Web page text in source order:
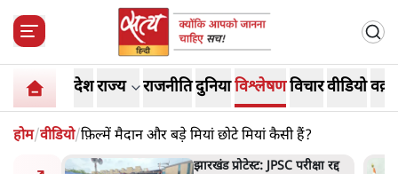
देशराज्य राजनीतिदुनियाविश्लेषणविचारवीडियो
होम/वीडियो/फ़िल्में मैदान और बड़े मियां छोटे मियां कैसी हैं?
की
झारखंड प्रोटेस्ट: JPSC परीक्षा रद्द